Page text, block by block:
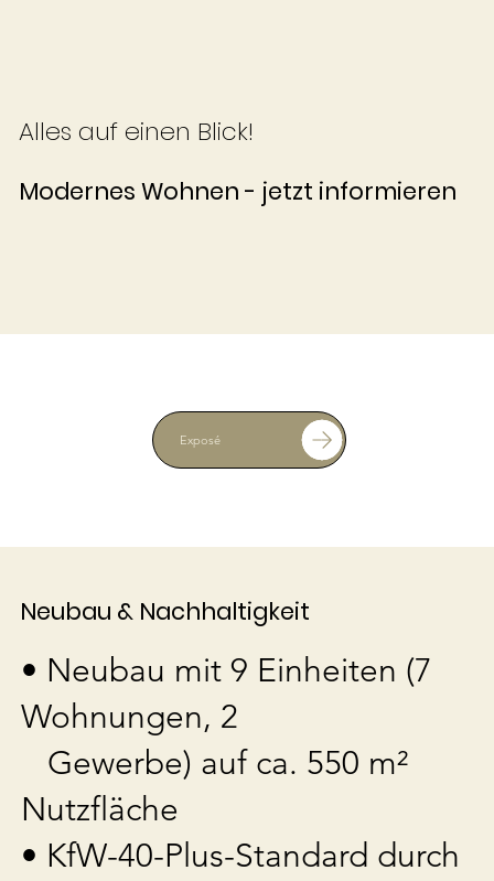
Alles auf einen Blick!
Modernes Wohnen - jetzt informieren
Exposé
Neubau & Nachhaltigkeit
• Neubau mit 9 Einheiten (7
Wohnungen, 2
Gewerbe) auf ca. 550 m²
Nutzfläche
• KfW-40-Plus-Standard durch